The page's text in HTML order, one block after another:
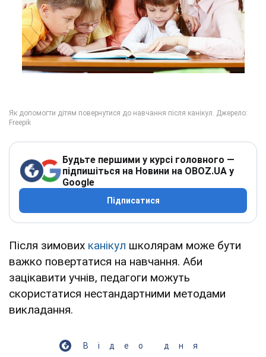
Будьте першими у курсі головного —
підпишіться на Новини на OBOZ.UA у
Google
Підписатися
Після зимових канікул школярам може бути
важко повертатися на навчання. Аби
зацікавити учнів, педагоги можуть
скористатися нестандартними методами
викладання.
Відео дня